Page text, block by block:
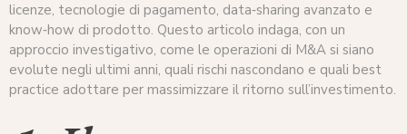
licenze, tecnologie di pagamento, data‑sharing avanzato e
know‑how di prodotto. Questo articolo indaga, con un
approccio investigativo, come le operazioni di M&A si siano
evolute negli ultimi anni, quali rischi nascondano e quali best
practice adottare per massimizzare il ritorno sull’investimento.